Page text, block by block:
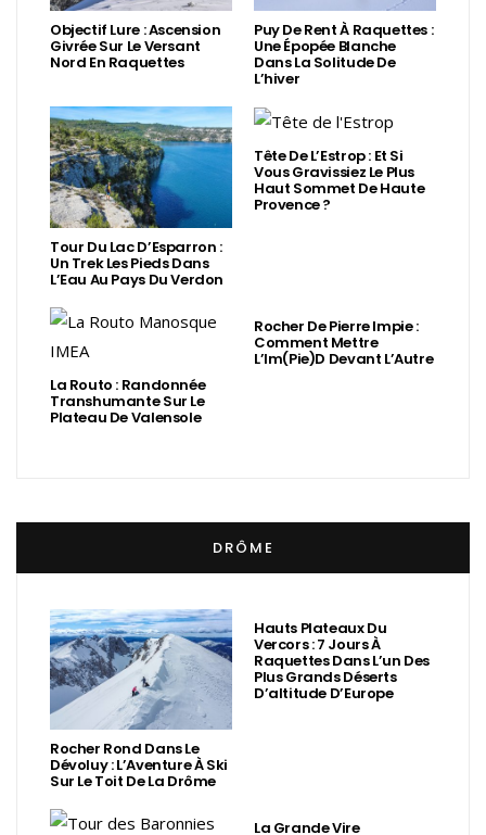
Objectif Lure : Ascension
Givrée Sur Le Versant
Nord En Raquettes
Puy De Rent À Raquettes :
Une Épopée Blanche
Dans La Solitude De
L’hiver
Tour Du Lac D’Esparron :
Un Trek Les Pieds Dans
L’Eau Au Pays Du Verdon
Tête De L’Estrop : Et Si
Vous Gravissiez Le Plus
Haut Sommet De Haute
Provence ?
La Routo : Randonnée
Transhumante Sur Le
Plateau De Valensole
Rocher De Pierre Impie :
Comment Mettre
L’Im(Pie)d Devant L’Autre
DRÔME
Rocher Rond Dans Le
Dévoluy : L’Aventure À Ski
Sur Le Toit De La Drôme
Hauts Plateaux Du
Vercors : 7 Jours À
Raquettes Dans L’un Des
Plus Grands Déserts
D’altitude D’Europe
La Grande Vire